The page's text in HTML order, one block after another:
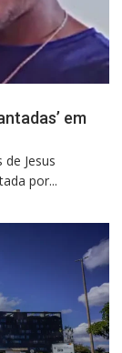
em
Jesus
por...